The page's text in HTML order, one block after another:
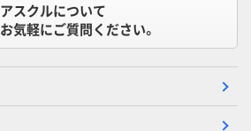
アスクルについて
お気軽にご質問ください。